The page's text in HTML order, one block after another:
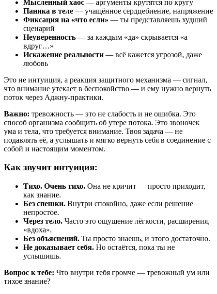
Мысленный хаос — аргументы крутятся по кругу
Паника в теле — учащённое сердцебиение, напряжение
Фиксация на «что если» — ты представляешь худший
сценарий
Неуверенность — за каждым «да» скрывается «а
вдруг…»
Искажение реальности — всё кажется угрозой, даже
любовь
Это не интуиция, а реакция защитного механизма — сигнал,
что внимание утекает в беспокойство — и ему нужно вернуть
поток через Aджну-практики.
Важно: тревожность — это не слабость и не ошибка. Это
способ организма сообщить об утере потока. Это звоночек
ума и тела, что требуется внимание. Твоя задача — не
подавлять её, а услышать и мягко вернуть себя в соединение с
собой и настоящим моментом.
Как звучит интуиция:
Тихо. Очень тихо. Она не кричит — просто приходит,
как знание.
Без спешки. Внутри спокойно, даже если решение
непростое.
Через тело. Часто это ощущение лёгкости, расширения,
«вдоха».
Без объяснений. Ты просто знаешь, и этого достаточно.
Не доказывает себя. Но остаётся, пока ты не
услышишь.
Вопрос к тебе: Что внутри тебя громче — тревожный ум или
тихое знание?